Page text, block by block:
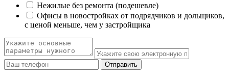
Нежилые без ремонта (подешевле)
Офисы в новостройках от подрядчиков и дольщиков,
с ценой меньше, чем у застройщика
Отправить